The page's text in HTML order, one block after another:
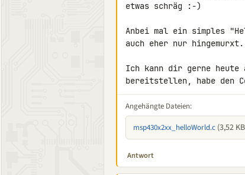
etwas schräg :-)
Anbei mal ein simples
auch eher nur hingemurxt.
Ich kann dir gerne heute
bereitstellen, habe den
Angehängte Dateien:
msp430x2xx_helloWorld.c (3,52
Antwort